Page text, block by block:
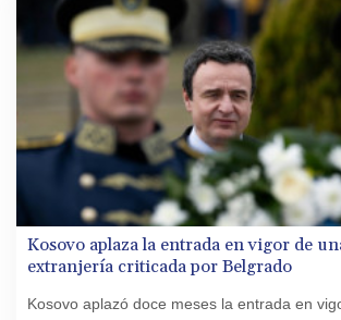
Kosovo aplaza la entrada en vigor de
extranjería criticada por Belgrado
Kosovo aplazó doce meses la entrada en